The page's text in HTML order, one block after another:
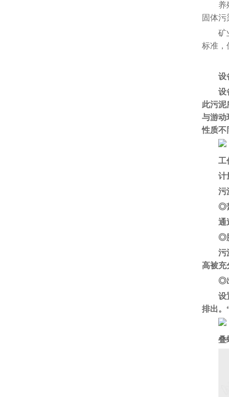
养
固体
矿
标准，
设
设
此污泥
与游动
性质不
工
计
污
◎
通
◎
污
高被充
◎
设
排出 。
叠